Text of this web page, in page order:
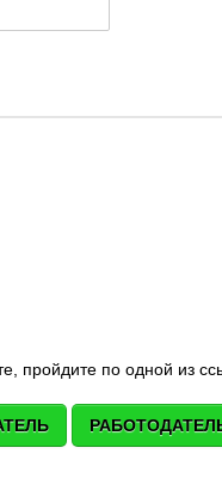
пройдите по одной из